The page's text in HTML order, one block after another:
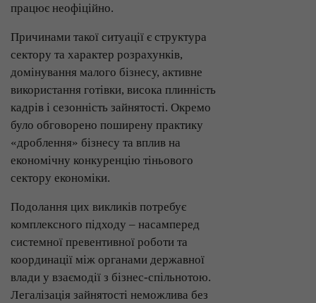
працює неофіційно.
Причинами такої ситуації є структура
сектору та характер розрахунків,
домінування малого бізнесу, активне
використання готівки, висока плинність
кадрів і сезонність зайнятості. Окремо
було обговорено поширену практику
«дроблення» бізнесу та вплив на
економічну конкуренцію тіньового
сектору економіки.
Подолання цих викликів потребує
комплексного підходу – насамперед
системної превентивної роботи та
координації між органами державної
влади у взаємодії з бізнес-спільнотою.
Легалізація зайнятості неможлива без